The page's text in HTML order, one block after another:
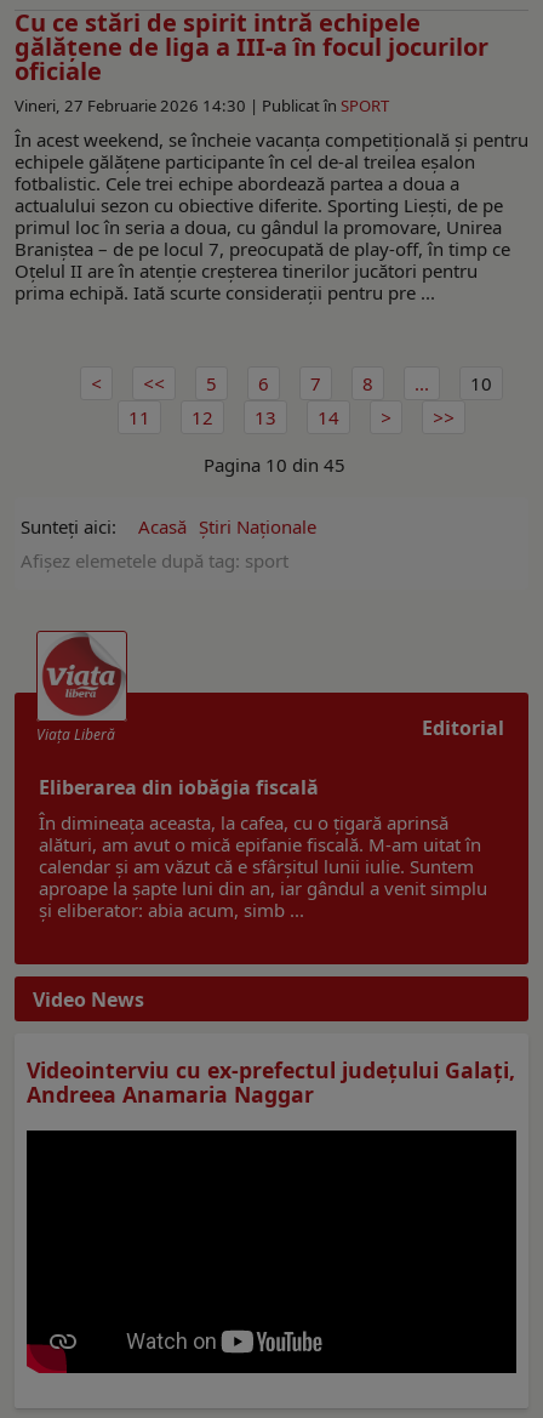
Cu ce stări de spirit intră echipele
gălățene de liga a III-a în focul jocurilor
oficiale
Vineri, 27 Februarie 2026 14:30 | Publicat în SPORT
În acest weekend, se încheie vacanța competițională și pentru
echipele gălățene participante în cel de-al treilea eșalon
fotbalistic. Cele trei echipe abordează partea a doua a
actualului sezon cu obiective diferite. Sporting Liești, de pe
primul loc în seria a doua, cu gândul la promovare, Unirea
Braniștea – de pe locul 7, preocupată de play-off, în timp ce
Oțelul II are în atenție creșterea tinerilor jucători pentru
prima echipă. Iată scurte considerații pentru pre ...
5 6 7 8 ...
10
11
12 13
14
Pagina 10 din 45
Sunteți aici: Acasă Ştiri Naţionale
Afişez elemetele după tag: sport
Editorial
Viaţa Liberă
Eliberarea din iobăgia fiscală
În dimineața aceasta, la cafea, cu o țigară aprinsă
alături, am avut o mică epifanie fiscală. M-am uitat în
calendar și am văzut că e sfârșitul lunii iulie. Suntem
aproape la șapte luni din an, iar gândul a venit simplu
și eliberator: abia acum, simb ...
Video News
Videointerviu cu ex-prefectul judeţului Galaţi,
Andreea Anamaria Naggar